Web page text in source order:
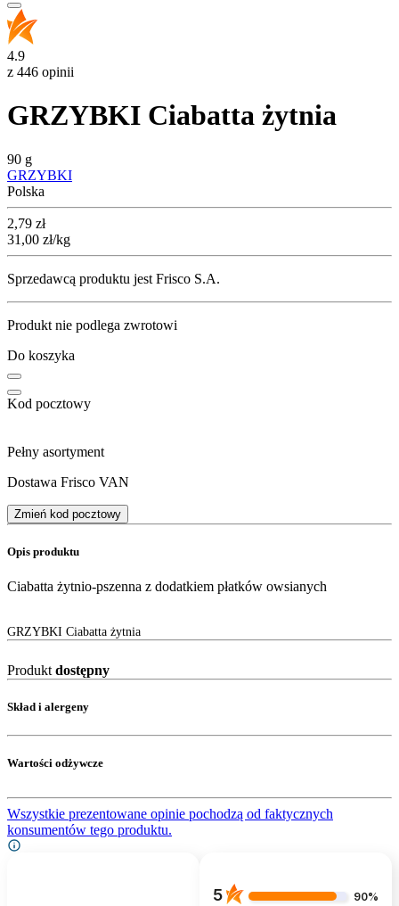
4.9
z 446 opinii
GRZYBKI Ciabatta żytnia
90 g
GRZYBKI
Polska
Cena
2,79 zł
31,00 zł/kg
Sprzedawcą produktu jest Frisco S.A.
Produkt nie podlega zwrotowi
Do koszyka
Kod pocztowy
Pełny asortyment
Dostawa Frisco VAN
Zmień kod pocztowy
Opis produktu
Ciabatta żytnio-pszenna z dodatkiem płatków owsianych
GRZYBKI Ciabatta żytnia
Produkt dostępny
Skład i alergeny
Wartości odżywcze
Wszystkie prezentowane opinie pochodzą od faktycznych
konsumentów tego produktu.
5 90%